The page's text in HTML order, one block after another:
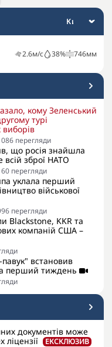
2.6м/с 38% 746мм
кому Зеленський
турі
перегляди
що росія знайшла
зброї НАТО
перегляди
уклала перший
військової
перегляди
Blackstone, KKR та
компаній США –
встановив
перший тиждень
документів може
ЕКСКЛЮЗИВ